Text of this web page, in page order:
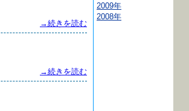
→続きを読む
→続きを読む
2009年
2008年